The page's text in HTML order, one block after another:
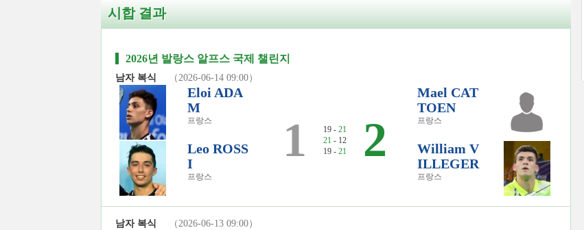
시합 결과
2026년 발랑스 알프스 국제 챌린지
남자 복식 （2026-06-14 09:00）
Eloi ADA
M
프랑스
Leo ROSS
I
프랑스
1 19 - 21
21 - 12
19 - 21 2
Mael CAT
TOEN
프랑스
William V
ILLEGER
프랑스
남자 복식 （2026-06-13 09:00）